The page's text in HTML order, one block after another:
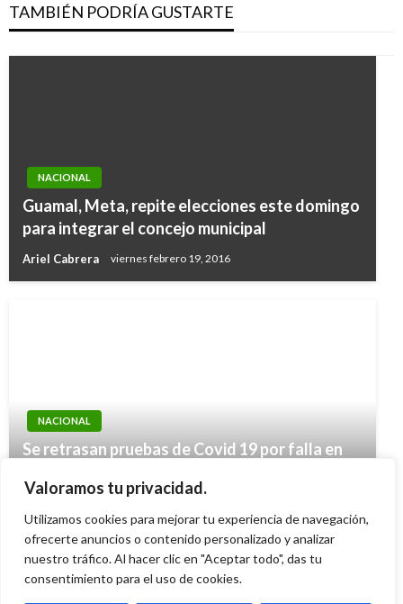
Valoramos tu privacidad.
Utilizamos cookies para mejorar tu experiencia de navegación,
ofrecerte anuncios o contenido personalizado y analizar
nuestro tráfico. Al hacer clic en "Aceptar todo", das tu
consentimiento para el uso de cookies.
TAMBIÉN PODRÍA GUSTARTE
NACIONAL
Guamal, Meta, repite elecciones este domingo
para integrar el concejo municipal
Ariel Cabrera viernes febrero 19, 2016
NACIONAL
Se retrasan pruebas de Covid 19 por falla en
NACIONAL
Bomberos lograron controlar incendio
con 800 hectáreas de vegetación
Andres Felipe Gama martes febrero 6, 2018
JUSTICIA
Procuraduría destituyó a dos detectives del
Iván Briceño viernes septiembre 24, 2010